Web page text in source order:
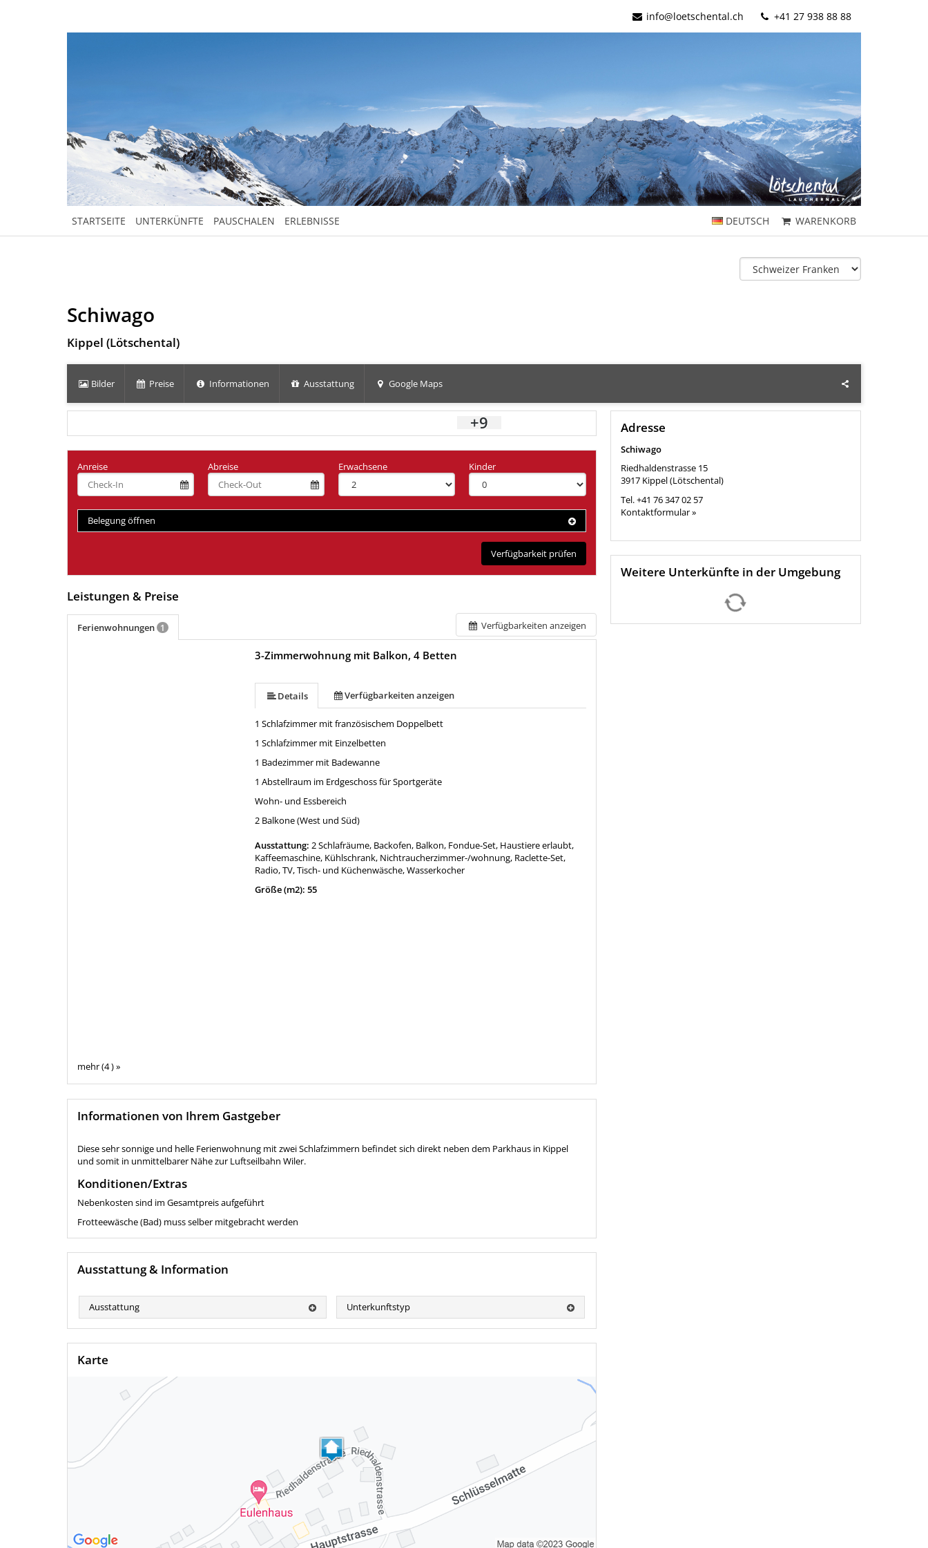
info@loetschental.ch +41 27 938 88 88
DEUTSCH WARENKORB
STARTSEITE UNTERKÜNFTE PAUSCHALEN ERLEBNISSE
Schiwago
Kippel (Lötschental)
Bilder Preise Informationen Ausstattung Google Maps
+9
Anreise Abreise Erwachsene Kinder
Belegung öffnen
Verfügbarkeit prüfen
Verfügbarkeiten anzeigen
Leistungen & Preise
Ferienwohnungen 1
mehr (4 ) »
3-Zimmerwohnung mit Balkon, 4 Betten
Details Verfügbarkeiten anzeigen
1 Schlafzimmer mit französischem Doppelbett
1 Schlafzimmer mit Einzelbetten
1 Badezimmer mit Badewanne
1 Abstellraum im Erdgeschoss für Sportgeräte
Wohn- und Essbereich
2 Balkone (West und Süd)
Ausstattung:2 Schlafräume, Backofen, Balkon, Fondue-Set, Haustiere erlaubt,
Kaffeemaschine, Kühlschrank, Nichtraucherzimmer-/wohnung, Raclette-Set,
Radio, TV, Tisch- und Küchenwäsche, Wasserkocher
Größe (m2): 55
Informationen von Ihrem Gastgeber
Diese sehr sonnige und helle Ferienwohnung mit zwei Schlafzimmern befindet sich direkt neben dem Parkhaus in Kippel
und somit in unmittelbarer Nähe zur Luftseilbahn Wiler.
Konditionen/Extras
Nebenkosten sind im Gesamtpreis aufgeführt
Frotteewäsche (Bad) muss selber mitgebracht werden
Ausstattung & Information
Ausstattung Unterkunftstyp
Karte
Adresse
Schiwago
Riedhaldenstrasse 15
3917 Kippel (Lötschental)
Tel.+41 76 347 02 57
Kontaktformular »
Weitere Unterkünfte in der Umgebung